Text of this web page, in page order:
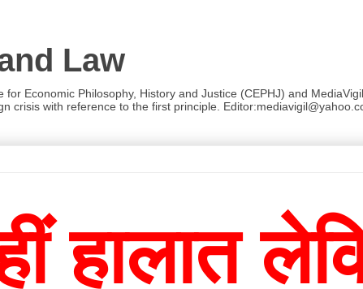
Law
Economic Philosophy, History and Justice (CEPHJ) and
crisis with reference to the first principle.
हालात